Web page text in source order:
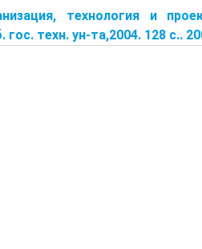
технология и
техн. ун-та,2004. 128 с..